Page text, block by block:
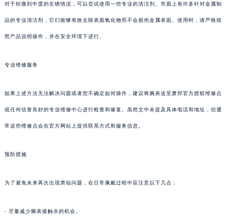
对于轻微到中度的生锈情况，可以尝试使用一些专业的清洁剂。市面上有许多针对金属制
品的专业清洁剂，它们能够有效去除表面氧化物而不会损伤金属表面。使用时，请严格按
照产品说明操作，并在安全环境下进行。
专业维修服务
如果上述方法无法解决问题或者您不确定如何操作，建议将腕表送至萧邦官方授权维修点
或任何信誉良好的专业维修中心进行检查和修复。虽然文中未提及具体电话和地址，但通
常这些维修点会在官方网站上提供联系方式和服务信息。
预防措施
为了避免未来再次出现类似问题，在日常佩戴过程中应注意以下几点：
- 尽量减少腕表接触水的机会。